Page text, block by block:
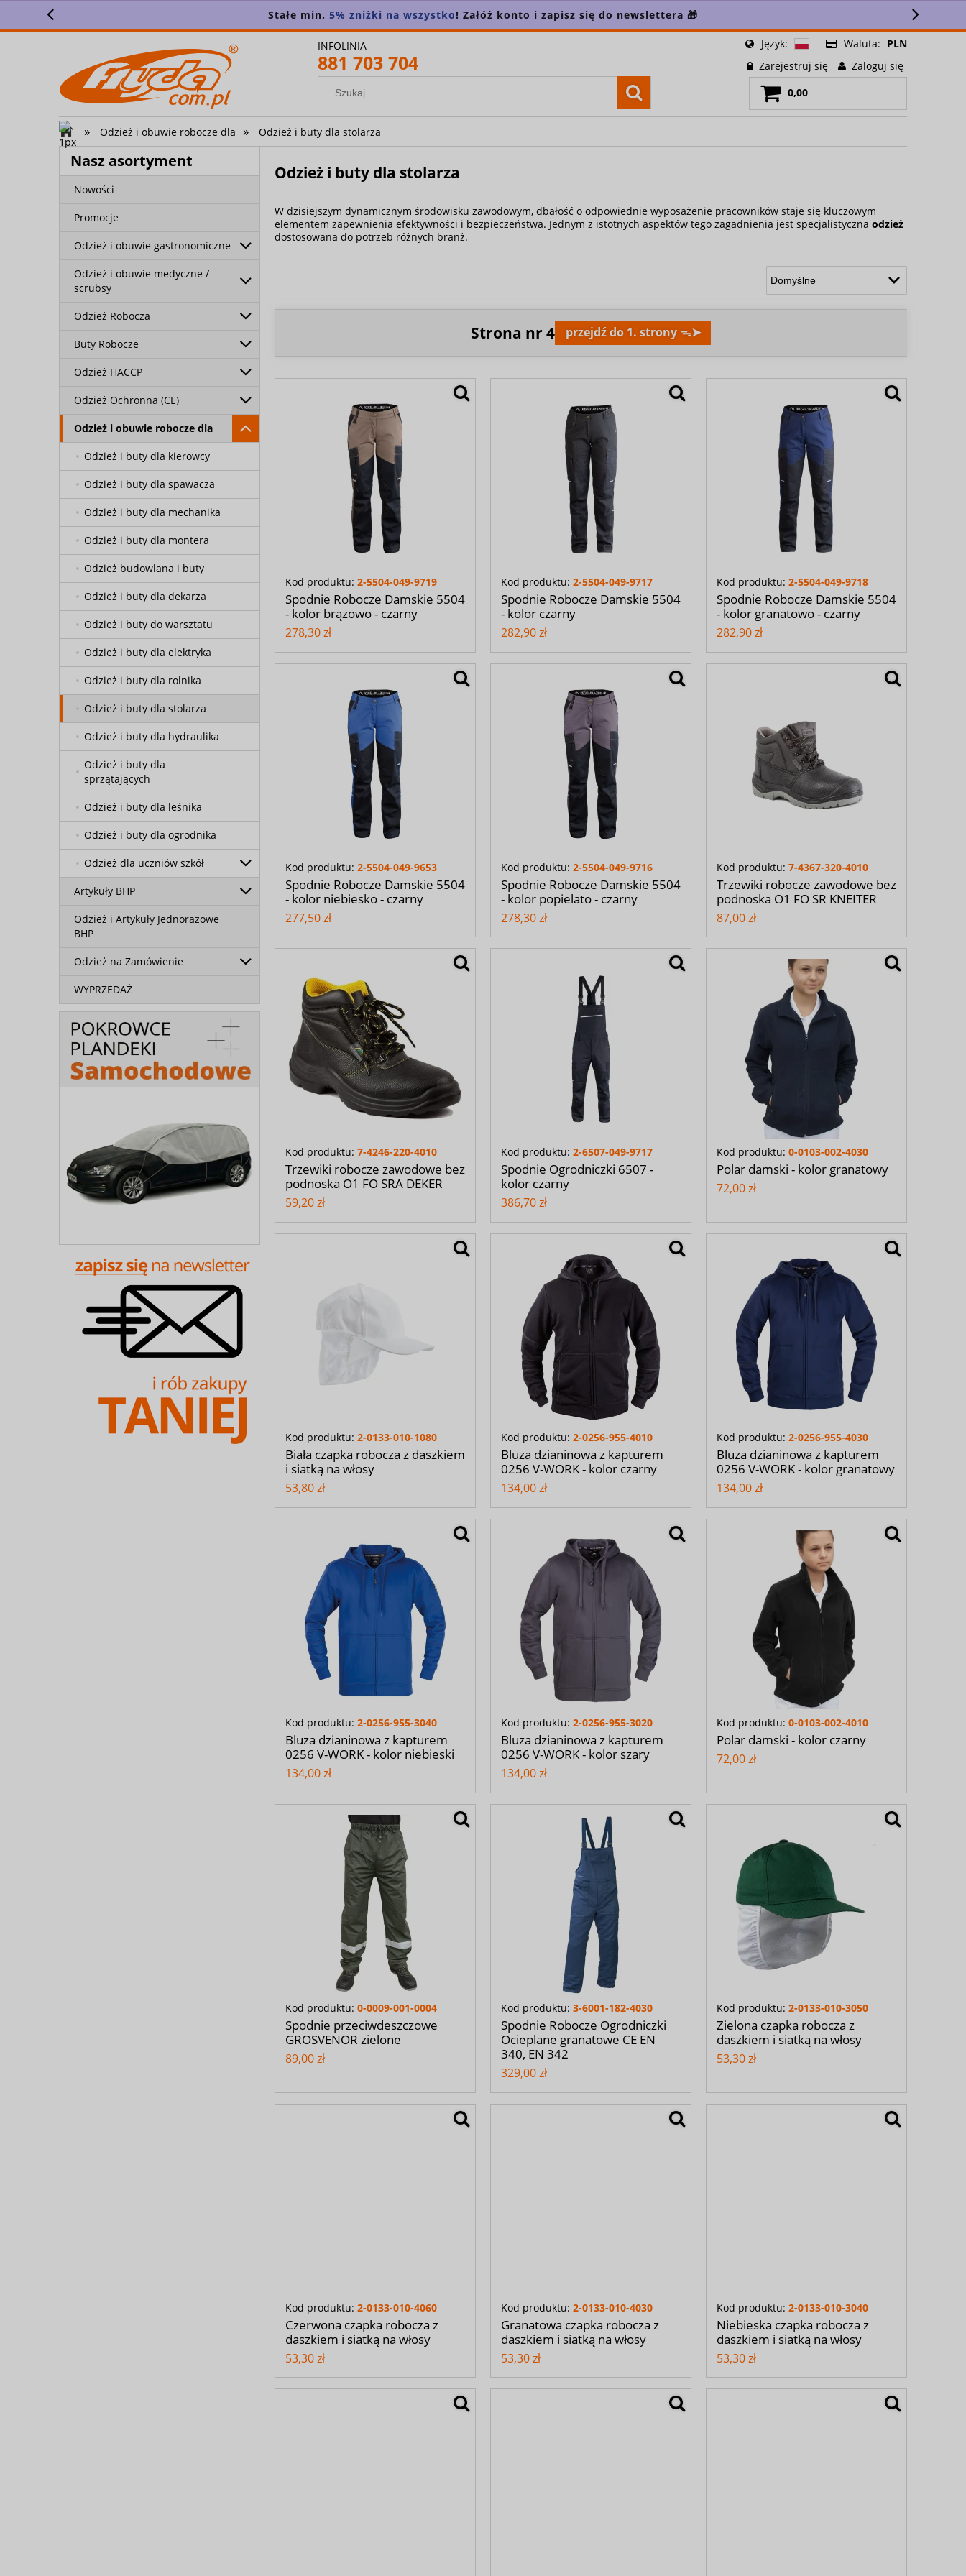
Stałe min.5% zniżki na wszystko! Załóż konto i zapisz się do newslettera 🎁
INFOLINIA
881 703 704
Język: Waluta: PLN
Zarejestruj się
Zaloguj się
0,00
» Odzież i obuwie robocze dla » Odzież i buty dla stolarza
Nasz asortyment
Nowości
Promocje
Odzież i obuwie gastronomiczne
Odzież i obuwie medyczne /
scrubsy
Odzież Robocza
Buty Robocze
Odzież HACCP
Odzież Ochronna (CE)
Odzież i obuwie robocze dla
Odzież i buty dla kierowcy
Odzież i buty dla spawacza
Odzież i buty dla mechanika
Odzież i buty dla montera
Odzież budowlana i buty
Odzież i buty dla dekarza
Odzież i buty do warsztatu
Odzież i buty dla elektryka
Odzież i buty dla rolnika
Odzież i buty dla stolarza
Odzież i buty dla hydraulika
Odzież i buty dla
sprzątających
Odzież i buty dla leśnika
Odzież i buty dla ogrodnika
Odzież dla uczniów szkół
Artykuły BHP
Odzież i Artykuły Jednorazowe
BHP
Odzież na Zamówienie
WYPRZEDAŻ
Odzież i buty dla stolarza
W dzisiejszym dynamicznym środowisku zawodowym, dbałość o odpowiednie wyposażenie pracowników staje się kluczowym
elementem zapewnienia efektywności i bezpieczeństwa. Jednym z istotnych aspektów tego zagadnienia jest specjalistyczna odzież
dostosowana do potrzeb różnych branż.
Strona nr 4 przejdź do 1. strony ᯓ➤
Kod produktu: 2-5504-049-9719
Spodnie Robocze Damskie 5504
- kolor brązowo - czarny
278,30 zł
Kod produktu: 2-5504-049-9717
Spodnie Robocze Damskie 5504
- kolor czarny
282,90 zł
Kod produktu: 2-5504-049-9718
Spodnie Robocze Damskie 5504
- kolor granatowo - czarny
282,90 zł
Kod produktu: 2-5504-049-9653
Spodnie Robocze Damskie 5504
- kolor niebiesko - czarny
277,50 zł
Kod produktu: 2-5504-049-9716
Spodnie Robocze Damskie 5504
- kolor popielato - czarny
278,30 zł
Kod produktu: 7-4367-320-4010
Trzewiki robocze zawodowe bez
podnoska O1 FO SR KNEITER
87,00 zł
Kod produktu: 7-4246-220-4010
Trzewiki robocze zawodowe bez
podnoska O1 FO SRA DEKER
59,20 zł
Kod produktu: 2-6507-049-9717
Spodnie Ogrodniczki 6507 -
kolor czarny
386,70 zł
Kod produktu: 0-0103-002-4030
Polar damski - kolor granatowy
72,00 zł
Kod produktu: 2-0133-010-1080
Biała czapka robocza z daszkiem
i siatką na włosy
53,80 zł
Kod produktu: 2-0256-955-4010
Bluza dzianinowa z kapturem
0256 V-WORK - kolor czarny
134,00 zł
Kod produktu: 2-0256-955-4030
Bluza dzianinowa z kapturem
0256 V-WORK - kolor granatowy
134,00 zł
Kod produktu: 2-0256-955-3040
Bluza dzianinowa z kapturem
0256 V-WORK - kolor niebieski
134,00 zł
Kod produktu: 2-0256-955-3020
Bluza dzianinowa z kapturem
0256 V-WORK - kolor szary
134,00 zł
Kod produktu: 0-0103-002-4010
Polar damski - kolor czarny
72,00 zł
Kod produktu: 0-0009-001-0004
Spodnie przeciwdeszczowe
GROSVENOR zielone
89,00 zł
Kod produktu: 3-6001-182-4030
Spodnie Robocze Ogrodniczki
Ocieplane granatowe CE EN
340, EN 342
329,00 zł
Kod produktu: 2-0133-010-3050
Zielona czapka robocza z
daszkiem i siatką na włosy
53,30 zł
Kod produktu: 2-0133-010-4060
Czerwona czapka robocza z
daszkiem i siatką na włosy
53,30 zł
Kod produktu: 2-0133-010-4030
Granatowa czapka robocza z
daszkiem i siatką na włosy
53,30 zł
Kod produktu: 2-0133-010-3040
Niebieska czapka robocza z
daszkiem i siatką na włosy
53,30 zł